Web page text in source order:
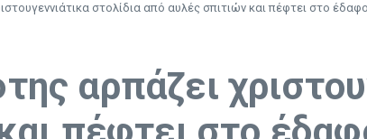
στολίδια από αυλές σπιτιών και πέφτει στο
αρπάζει